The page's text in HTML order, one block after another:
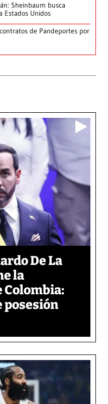
Sheinbaum busca
Estados Unidos
de Pandeportes por
De La
la
Colombia:
posesión